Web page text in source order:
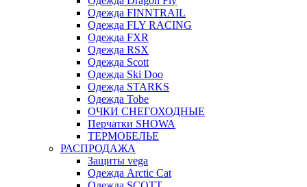
Одежда FINNTRAIL
Одежда FLY RACING
Одежда FXR
Одежда RSX
Одежда Scott
Одежда Ski Doo
Одежда STARKS
Одежда Tobe
ОЧКИ СНЕГОХОДНЫЕ
Перчатки SHOWA
ТЕРМОБЕЛЬЕ
РАСПРОДАЖА
Защиты vega
Одежда Arctic Cat